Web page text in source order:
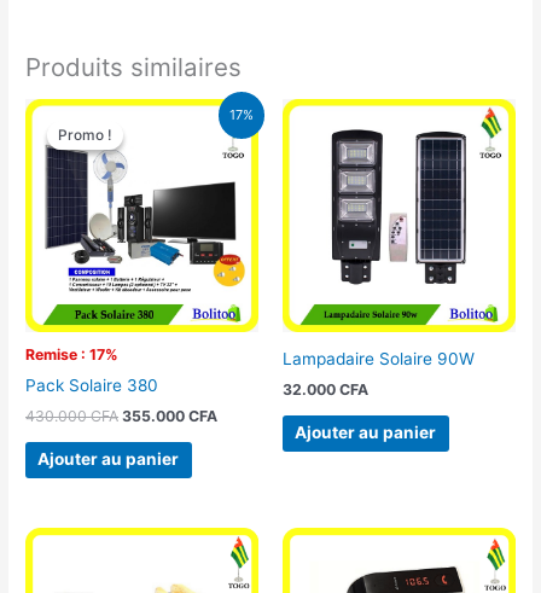
Produits similaires
17%
Promo !
Remise : 17%
Promo !
Pack Solaire 380
430.000CFA
Le
initial
était :
430.000 CFA.
355.000CFA
Le
prix
actuel
355.000 CFA.
Ajouter au panier
Lampadaire Solaire 90W
32.000 CFA
Ajouter au panier